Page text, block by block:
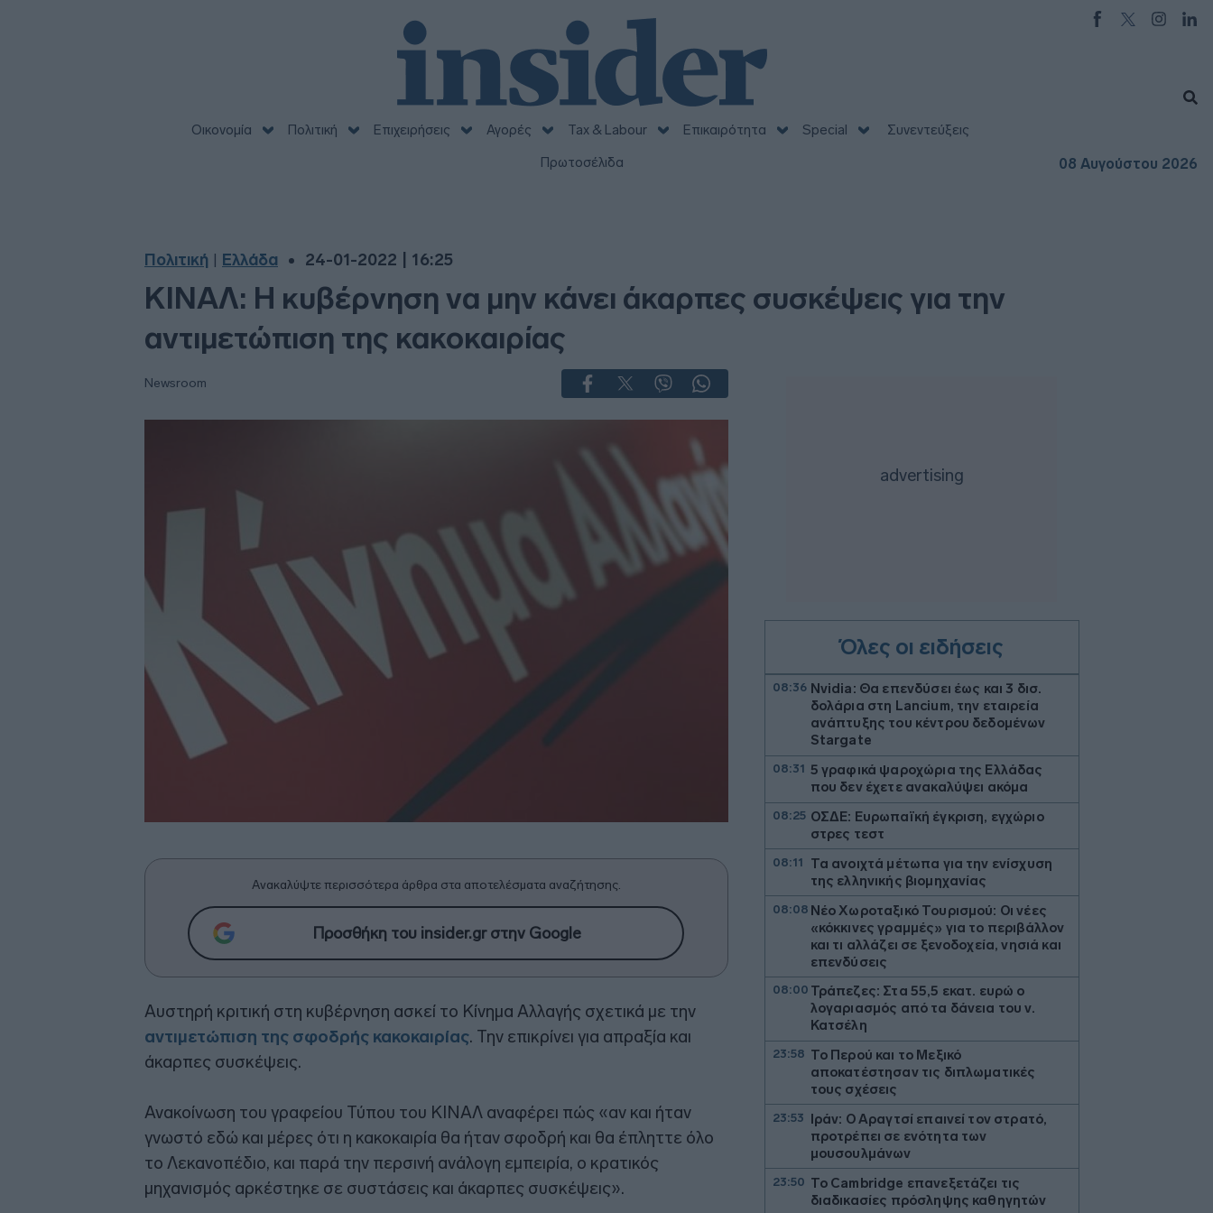
Οικονομία Πολιτική Επιχειρήσεις Αγορές Tax & Labour Επικαιρότητα Special
Συνεντεύξεις
Πρωτοσέλιδα
08 Αυγούστου 2026
Πολιτική Ελλάδα 24-01-2022 | 16:25
ΚΙΝΑΛ: Η κυβέρνηση να μην κάνει άκαρπες συσκέψεις για την
αντιμετώπιση της κακοκαιρίας
Newsroom
Ανακαλύψτε περισσότερα άρθρα στα αποτελέσματα αναζήτησης.
Προσθήκη του insider.gr στην Google
Αυστηρή κριτική στη κυβέρνηση ασκεί το Κίνημα Αλλαγής σχετικά με την
αντιμετώπιση της σφοδρής κακοκαιρίας. Την επικρίνει για απραξία και
άκαρπες συσκέψεις.
Ανακοίνωση του γραφείου Τύπου του ΚΙΝΑΛ αναφέρει πώς «αν και ήταν
γνωστό εδώ και μέρες ότι η κακοκαιρία θα ήταν σφοδρή και θα έπληττε όλο
το Λεκανοπέδιο, και παρά την περσινή ανάλογη εμπειρία, ο κρατικός
μηχανισμός αρκέστηκε σε συστάσεις και άκαρπες συσκέψεις».
Όλες οι ειδήσεις
08:36 Nvidia: Θα επενδύσει έως και 3 δισ.
δολάρια στη Lancium, την εταιρεία
ανάπτυξης του κέντρου δεδομένων
Stargate
08:31 5 γραφικά ψαροχώρια της Ελλάδας
που δεν έχετε ανακαλύψει ακόμα
08:25 ΟΣΔΕ: Ευρωπαϊκή έγκριση, εγχώριο
στρες τεστ
08:11
Τα ανοιχτά μέτωπα για την ενίσχυση
της ελληνικής βιομηχανίας
08:08 Νέο Χωροταξικό Τουρισμού: Οι νέες
«κόκκινες γραμμές» για το περιβάλλον
και τι αλλάζει σε ξενοδοχεία, νησιά και
επενδύσεις
08:00 Τράπεζες: Στα 55,5 εκατ. ευρώ ο
λογαριασμός από τα δάνεια του ν.
Κατσέλη
23:58 Το Περού και το Μεξικό
αποκατέστησαν τις διπλωματικές
τους σχέσεις
23:53 Ιράν: Ο Αραγτσί επαινεί τον στρατό,
προτρέπει σε ενότητα των
μουσουλμάνων
23:50 Το Cambridge επανεξετάζει τις
διαδικασίες πρόσληψης καθηγητών